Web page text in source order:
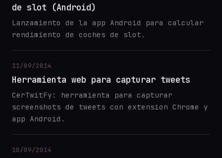
de slot (Android)
Lanzamiento de la app Android para calcular
rendimiento de coches de slot.
11/09/2014
Herramienta web para capturar tweets
CerTwitFy: herramienta para capturar
screenshots de tweets con extension Chrome y
app Android.
10/09/2014